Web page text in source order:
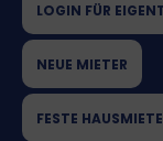
LOGIN FÜR
NEUE MIETER
FESTE HAUSMIETE